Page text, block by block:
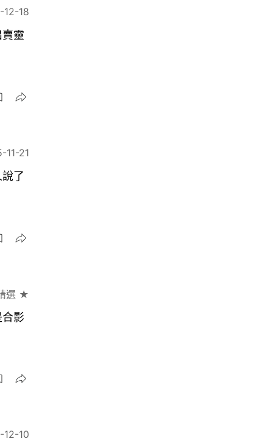
18
靈
11-21
了
選 ★
影
10